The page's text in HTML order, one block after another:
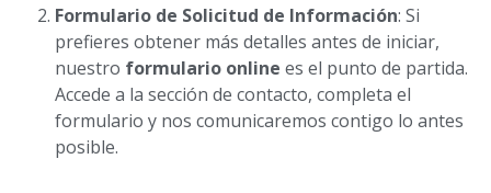
Formulario de Solicitud de Información: Si
prefieres obtener más detalles antes de iniciar,
nuestro formulario online es el punto de partida.
Accede a la sección de contacto, completa el
formulario y nos comunicaremos contigo lo antes
posible.